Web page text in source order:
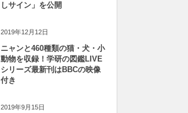
しサイン」を公開
2019年12月12日
ニャンと460種類の猫・犬・小
動物を収録！学研の図鑑LIVE
シリーズ最新刊はBBCの映像
付き
2019年9月15日